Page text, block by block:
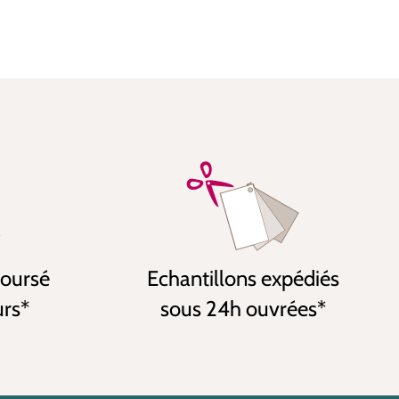
Echantillons expédiés
sous 24h ouvrées*